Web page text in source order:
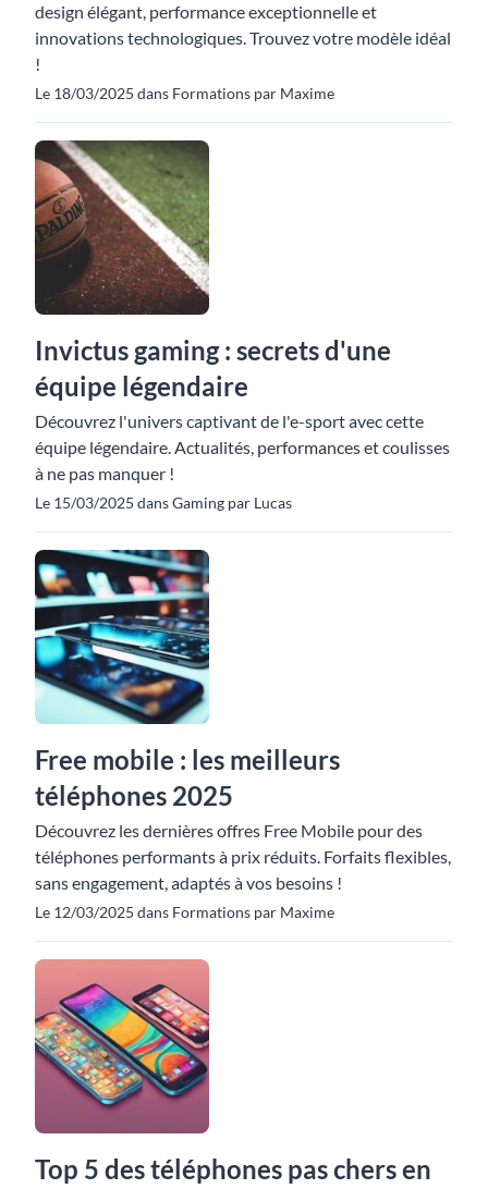
design élégant, performance exceptionnelle et
innovations technologiques. Trouvez votre modèle idéal
!
Le 18/03/2025 dans Formations par Maxime
Invictus gaming : secrets d'une
équipe légendaire
Découvrez l'univers captivant de l'e-sport avec cette
équipe légendaire. Actualités, performances et coulisses
à ne pas manquer !
Le 15/03/2025 dans Gaming par Lucas
Free mobile : les meilleurs
téléphones 2025
Découvrez les dernières offres Free Mobile pour des
téléphones performants à prix réduits. Forfaits flexibles,
sans engagement, adaptés à vos besoins !
Le 12/03/2025 dans Formations par Maxime
Top 5 des téléphones pas chers en